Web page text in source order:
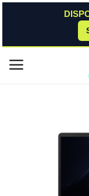
Meniu principal